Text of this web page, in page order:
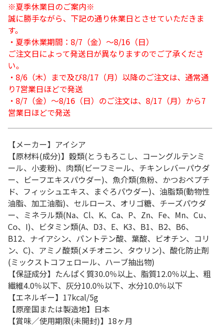
※夏季休業日のご案内※
誠に勝手ながら、下記の通り休業日とさせていただきま
す。
・夏季休業期間：8/7（金）～8/16（日）
ご注文日によって発送日が異なりますのでご了承くださ
い。
・8/6（木）まで及び8/17（月）以降のご注文は、通常通
り7営業日ほどで発送
・8/7（金）～8/16（日）のご注文は、8/17（月）から7
営業日ほどで発送
【メーカー】アイシア
【原材料(成分)】穀類(とうもろこし、コーングルテンミ
ール、小麦粉)、肉類(ビーフミール、チキンレバーパウダ
ー、ビーフエキスパウダー)、魚介類(魚粉、かつおペプチ
ド、フィッシュエキス、まぐろパウダー)、油脂類(動物性
油脂、加工油脂)、セルロース、オリゴ糖、チーズパウダ
ー、ミネラル類(Na、Cl、K、Ca、P、Zn、Fe、Mn、Cu、
Co、I)、ビタミン類(A、D3、E、K3、B1、B2、B6、
B12、ナイアシン、パントテン酸、葉酸、ビオチン、コリ
ン、C)、アミノ酸類(メチオニン、タウリン)、酸化防止剤
(ミックストコフェロール、ハーブ抽出物)
【保証成分】たんぱく質30.0％以上、脂質12.0％以上、粗
繊維4.0％以下、灰分10.0％以下、水分10.0％以下
【エネルギー】17kcal/5g
【原産国または製造地】日本
【賞味／使用期限(未開封)】18ヶ月